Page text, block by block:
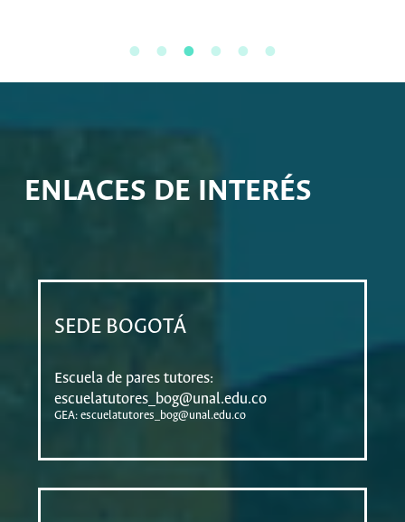
ENLACES DE INTERÉS
SEDE BOGOTÁ
Escuela de pares tutores:
escuelatutores_bog@unal.edu.co
GEA: escuelatutores_bog@unal.edu.co